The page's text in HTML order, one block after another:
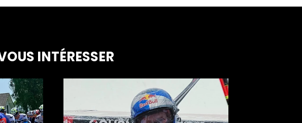
INTÉRESSER